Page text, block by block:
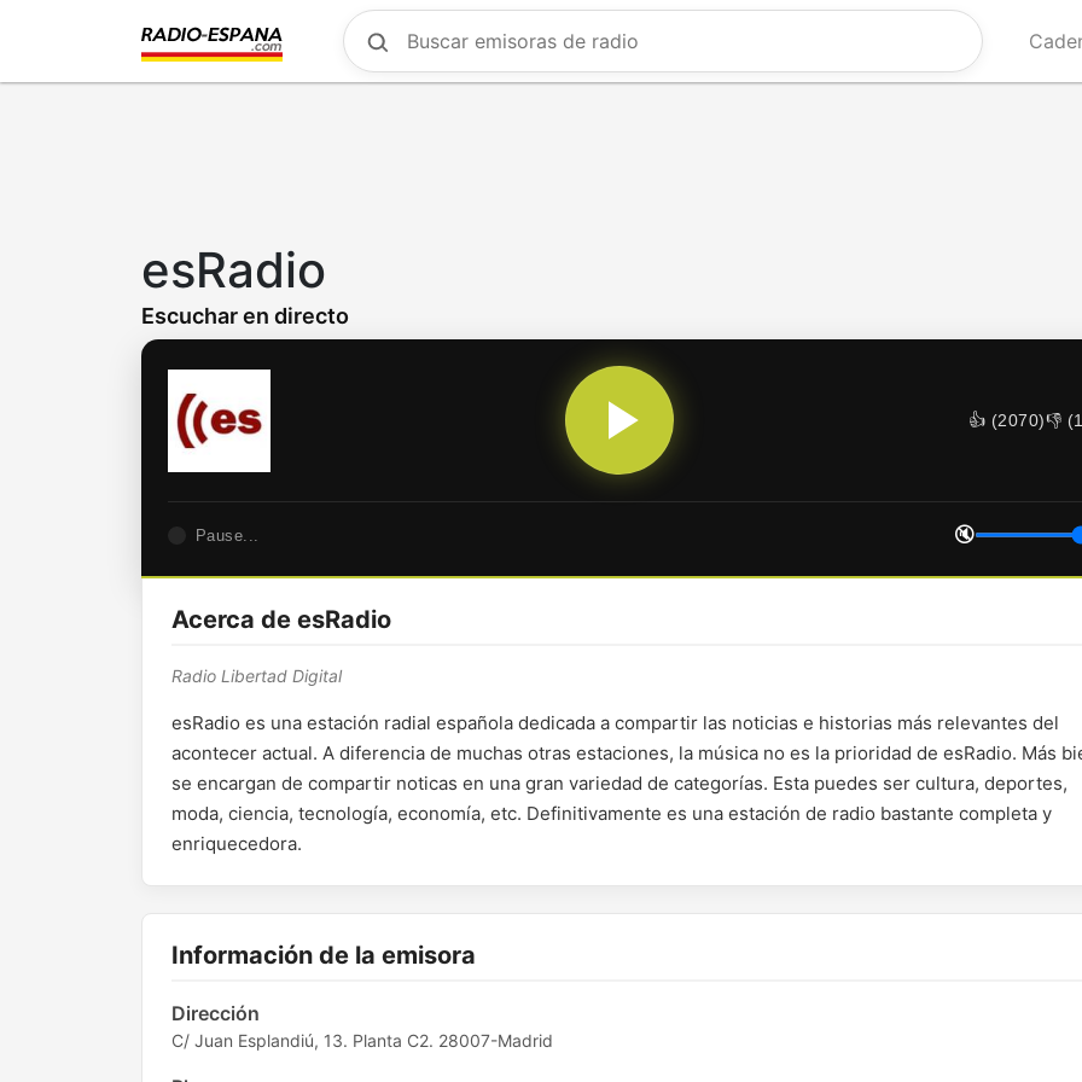
esRadio
Escuchar en directo
👍 (2070)👎 (
Pause... 🔇
Acerca de esRadio
Radio Libertad Digital
esRadio es una estación radial española dedicada a compartir las noticias e historias más relevantes del
acontecer actual. A diferencia de muchas otras estaciones, la música no es la prioridad de esRadio. Más
se encargan de compartir noticas en una gran variedad de categorías. Esta puedes ser cultura, deportes,
moda, ciencia, tecnología, economía, etc. Definitivamente es una estación de radio bastante completa y
enriquecedora.
Información de la emisora
Dirección
C/ Juan Esplandiú, 13. Planta C2. 28007-Madrid